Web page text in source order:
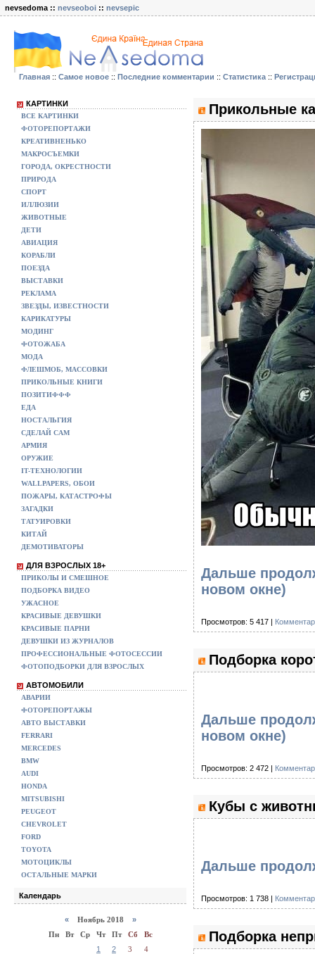
nevsedoma :: nevseoboi :: nevsepic
Главная :: Самое новое :: Последние комментарии :: Статистика ::
КАРТИНКИ
ВСЕ КАРТИНКИ
ФОТОРЕПОРТАЖИ
КРЕАТИВНЕНЬКО
МАКРОСЪЕМКИ
ГОРОДА, ОКРЕСТНОСТИ
ПРИРОДА
СПОРТ
ИЛЛЮЗИИ
ЖИВОТНЫЕ
ДЕТИ
АВИАЦИЯ
КОРАБЛИ
ПОЕЗДА
ВЫСТАВКИ
РЕКЛАМА
ЗВЕЗДЫ, ИЗВЕСТНОСТИ
КАРИКАТУРЫ
МОДИНГ
ФОТОЖАБА
МОДА
ФЛЕШМОБ, МАССОВКИ
ПРИКОЛЬНЫЕ КНИГИ
ПОЗИТИФФФ
ЕДА
НОСТАЛЬГИЯ
СДЕЛАЙ САМ
АРМИЯ
ОРУЖИЕ
IT-ТЕХНОЛОГИИ
WALLPAPERS, ОБОИ
ПОЖАРЫ, КАТАСТРОФЫ
ЗАГАДКИ
ТАТУИРОВКИ
КИТАЙ
ДЕМОТИВАТОРЫ
ДЛЯ ВЗРОСЛЫХ 18+
ПРИКОЛЫ И СМЕШНОЕ
ПОДБОРКА ВИДЕО
УЖАСНОЕ
КРАСИВЫЕ ДЕВУШКИ
КРАСИВЫЕ ПАРНИ
ДЕВУШКИ ИЗ ЖУРНАЛОВ
ПРОФЕССИОНАЛЬНЫЕ ФОТОСЕССИИ
ФОТОПОДБОРКИ ДЛЯ ВЗРОСЛЫХ
АВТОМОБИЛИ
АВАРИИ
ФОТОРЕПОРТАЖЫ
АВТО ВЫСТАВКИ
FERRARI
MERCEDES
BMW
AUDI
HONDA
MITSUBISHI
PEUGEOT
CHEVROLET
FORD
TOYOTA
МОТОЦИКЛЫ
ОСТАЛЬНЫЕ МАРКИ
Календарь
« Ноябрь 2018 »
Пн
Вт Ср Чт Пт Сб
Вс
1
2 3
4
Прикольные
Дальше
новом окне)
Просмотров: 5 417 |
Подборка
Дальше
новом окне)
Просмотров: 2 472 |
Кубы с
Дальше
Просмотров: 1 738 |
Подборка